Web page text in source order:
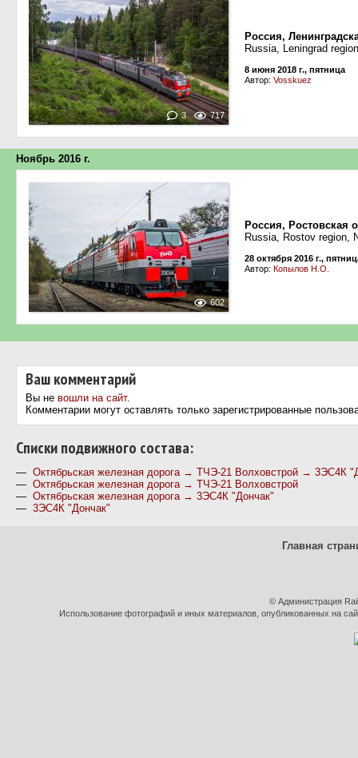
3 717
Россия,
Russia, Leningrad
8 июня 2018 г., пятница
Автор: Vosskuez
Ноябрь 2016 г.
602
Россия, Ростовская
Russia, Rostov region,
28 октября 2016 г.,
Автор: Копылов Н.О.
Ваш комментарий
Вы не вошли на сайт.
Комментарии могут оставлять только зарегистрированные
Cписки подвижного состава:
— Октябрьская железная дорога → ТЧЭ-21 Волховстрой → 3ЭС4К
— Октябрьская железная дорога → ТЧЭ-21 Волховстрой
— Октябрьская железная дорога → 3ЭС4К "Дончак"
— 3ЭС4К "Дончак"
Главная
© Администрация
Использование фотографий и иных материалов, опубликованных на